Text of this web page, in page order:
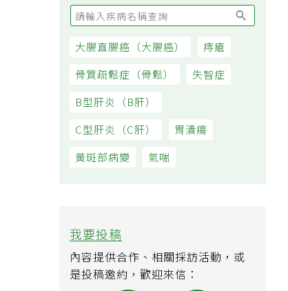
大腸直腸癌（大腸癌）
痔瘡
骨質疏鬆症（骨鬆）
失智症
B型肝炎（B肝）
C型肝炎（C肝）
胃潰瘍
黃斑部病變
氣喘
我要投稿
內容提供合作、相關採訪活動，或
是投稿邀約，歡迎來信：